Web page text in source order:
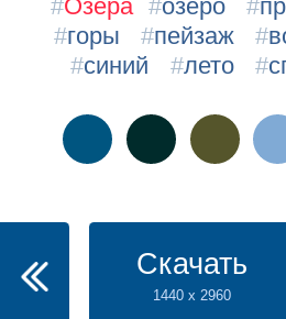
#Озёра #озеро #
#горы #пейзаж #
#синий #лето #
Скачать
1440 x 2960